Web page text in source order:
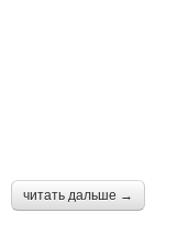
читать дальше →